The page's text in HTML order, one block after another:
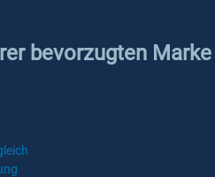
bevorzugten